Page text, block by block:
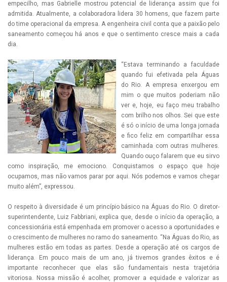
empecilho, mas Gabrielle mostrou potencial de liderança assim que foi
admitida. Atualmente, a colaboradora lidera 30 homens, que fazem parte
do time operacional da empresa. A engenheira civil conta que a paixão pelo
saneamento começou há anos e que o sentimento cresce mais a cada
dia.
“Estava terminando a faculdade
quando fui efetivada pela Águas
do Rio. A empresa enxergou em
mim o que muitos poderiam não
ver e, hoje, eu faço meu trabalho
com brilho nos olhos. Sei que este
é só o início de uma longa jornada
e fico feliz em compartilhar essa
caminhada com outras mulheres.
Quando ouço falarem que eu sirvo
como inspiração, me emociono. Conquistamos o espaço que hoje
ocupamos, mas não vamos parar por aqui. Nós podemos e vamos chegar
muito além”, expressou.
O respeito à diversidade é um princípio básico na Águas do Rio. O diretor-
superintendente, Luiz Fabbriani, explica que, desde o início da operação, a
concessionária está empenhada em promover o acesso a oportunidades e
o crescimento de mulheres no ramo do saneamento. “Na Águas do Rio, as
mulheres estão em todas as partes. Desde a operação até os cargos de
liderança. Em pouco mais de um ano, já tivemos grandes êxitos e é
importante reconhecer que elas são fundamentais nesta trajetória
vitoriosa. Nossa missão é acolher, promover a equidade e valorizar as